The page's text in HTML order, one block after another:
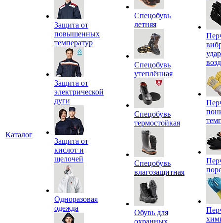
Каталог
Защита от
повышенных
температур
Защита от
электрической
дуги
Защита от
кислот и
щелочей
Одноразовая
одежда
Спецобувь
летняя
Спецобувь
утеплённая
Спецобувь
термостойкая
Спецобувь
влагозащитная
Обувь для
охранных